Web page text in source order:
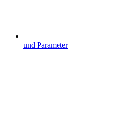
und Parameter